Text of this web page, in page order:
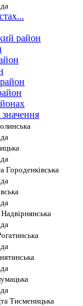
район
Городенківська
Надвірнянська
та Тисменицька